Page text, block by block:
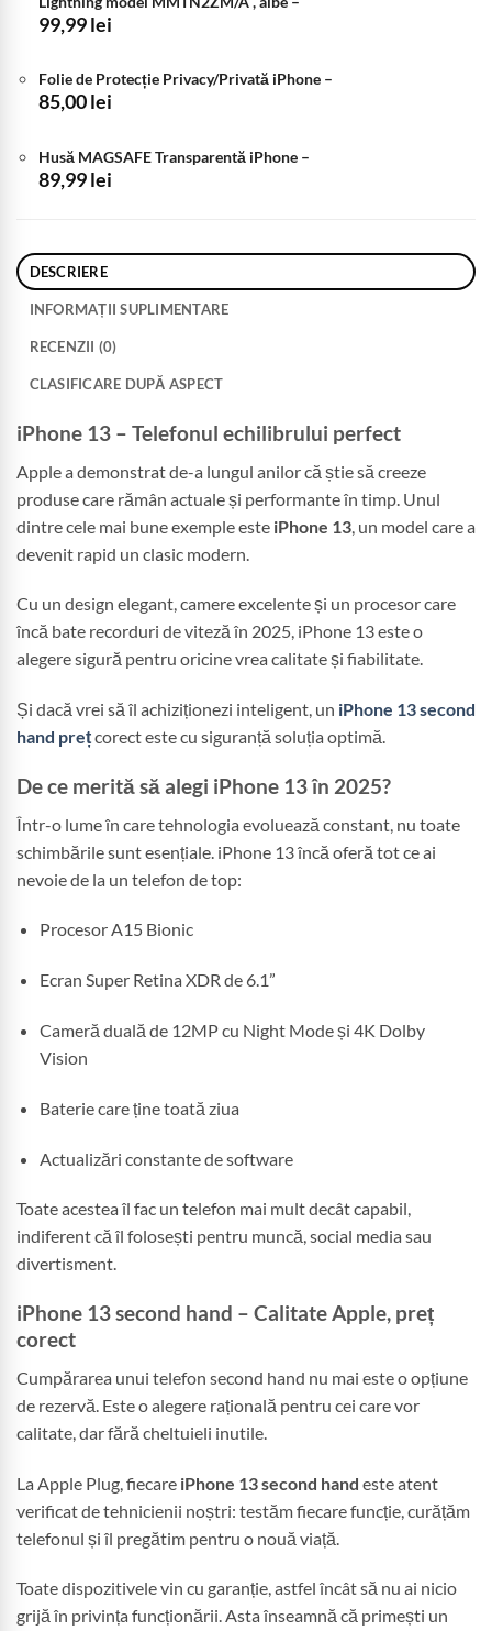
99,99lei
Folie de Protecție Privacy/Privată iPhone –
85,00lei
Husă MAGSAFE Transparentă iPhone –
89,99lei
DESCRIERE
INFORMAȚII SUPLIMENTARE
RECENZII (0)
CLASIFICARE DUPĂ ASPECT
iPhone 13 – Telefonul echilibrului perfect
Apple a demonstrat de-a lungul anilor că știe să creeze
produse care rămân actuale și performante în timp. Unul
dintre cele mai bune exemple este iPhone 13 , un model care a
devenit rapid un clasic modern.
Cu un design elegant, camere excelente și un procesor care
încă bate recorduri de viteză în 2025, iPhone 13 este o
alegere sigură pentru oricine vrea calitate și fiabilitate.
Și dacă vrei să îl achiziționezi inteligent, un iPhone 13 second
hand prețcorect este cu siguranță soluția optimă.
De ce merită să alegi iPhone 13 în 2025?
Într-o lume în care tehnologia evoluează constant, nu toate
schimbările sunt esențiale. iPhone 13 încă oferă tot ce ai
nevoie de la un telefon de top:
Procesor A15 Bionic
Ecran Super Retina XDR de 6.1”
Cameră duală de 12MP cu Night Mode și 4K Dolby
Vision
Baterie care ține toată ziua
Actualizări constante de software
Toate acestea îl fac un telefon mai mult decât capabil,
indiferent că îl folosești pentru muncă, social media sau
divertisment.
iPhone 13 second hand – Calitate Apple, preț
corect
Cumpărarea unui telefon second hand nu mai este o opțiune
de rezervă. Este o alegere rațională pentru cei care vor
calitate, dar fără cheltuieli inutile.
La Apple Plug, fiecare iPhone 13 second hand este atent
verificat de tehnicienii noștri: testăm fiecare funcție, curățăm
telefonul și îl pregătim pentru o nouă viață.
Toate dispozitivele vin cu garanție, astfel încât să nu ai nicio
grijă în privința funcționării. Asta înseamnă că primești un